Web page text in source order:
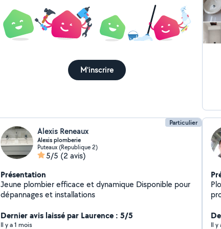
M'inscrire
messages.
le
Particulier
Alexis Reneaux
Alexis plomberie
Puteaux (Republique 2)
5/5 (2 avis)
Présentation
Jeune plombier efficace et dynamique Disponible pour
dépannages et installations
Dernier avis laissé par Laurence : 5/5
Il y a 1 mois
Il y